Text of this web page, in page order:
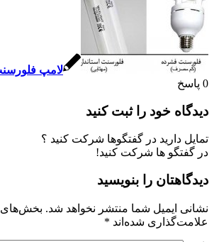
لامپ فلورسنت fluorescent lamp
خود را ثبت کنید
در گفتگوها شرکت کنید ؟
ها شرکت کنید!
را بنویسید
شما منتشر نخواهد شد. بخش‌های موردنیاز
شده‌اند *